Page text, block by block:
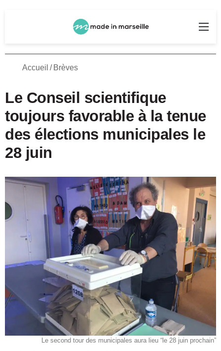
Accueil / Brèves
Le Conseil scientifique
toujours favorable à la tenue
des élections municipales le
28 juin
Le second tour des municipales aura lieu “le 28 juin prochain”